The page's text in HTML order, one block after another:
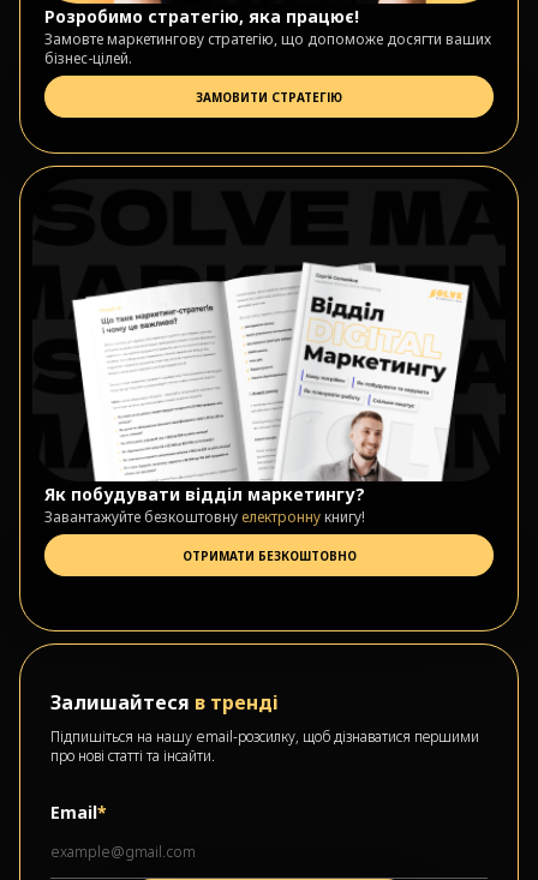
Залишайтеся в тренді
Підпишіться на нашу email-розсилку, щоб дізнаватися першими
про нові статті та інсайти.
Email*
Як побудувати відділ маркетингу?
Завантажуйте безкоштовну електроннукнигу!
ОТРИМАТИ БЕЗКОШТОВНО
Розробимо стратегію, яка працює!
Замовте маркетингову стратегію, що допоможе досягти ваших
бізнес-цілей.
ЗАМОВИТИ СТРАТЕГІЮ